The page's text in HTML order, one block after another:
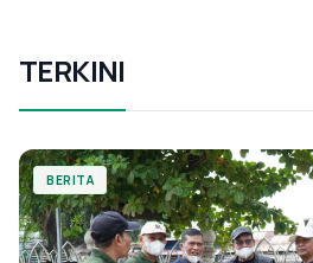
TERKINI
BERITA